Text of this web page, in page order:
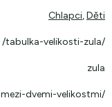
Chlapci,Děti
/tabulka-velikosti-zula/
zula
dvemi-velikostmi/